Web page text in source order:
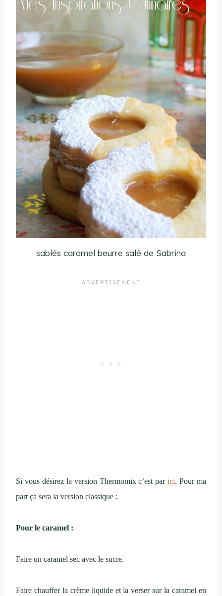
sablés caramel beurre salé de Sabrina
Si vous désirez la version Thermomix c’est parici. Pour ma
part ça sera la version classique :
Pour le caramel :
Faire un caramel sec avec le sucre.
Faire chauffer la crème liquide et la verser sur la caramel en